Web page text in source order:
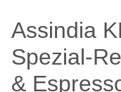
Assindia
Spezial-
&